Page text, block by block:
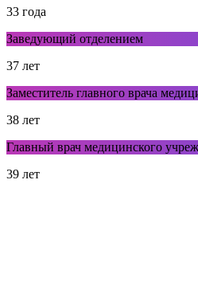
33 года
Заведующий отделением
37 лет
Заместитель главного врача
38 лет
Главный врач медицинского
39 лет